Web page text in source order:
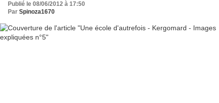
Publié le 08/06/2012 à 17:50
Par Spinoza1670